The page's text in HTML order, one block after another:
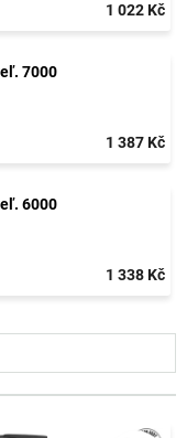
1 022 Kč
7000
1 387 Kč
6000
1 338 Kč